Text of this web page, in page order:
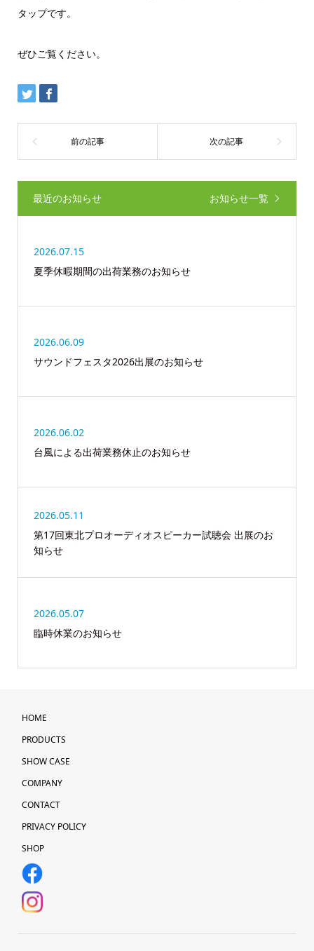
タップです。
ぜひご覧ください。
最近のお知らせ お知らせ一覧
2026.07.15
夏季休暇期間の出荷業務のお知らせ
2026.06.09
サウンドフェスタ2026出展のお知らせ
2026.06.02
台風による出荷業務休止のお知らせ
2026.05.11
第17回東北プロオーディオスピーカー試聴会 出展のお
知らせ
2026.05.07
臨時休業のお知らせ
HOME
PRODUCTS
SHOW CASE
COMPANY
CONTACT
PRIVACY POLICY
SHOP